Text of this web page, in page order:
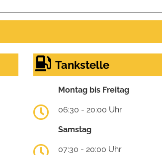
Tankstelle
Montag bis Freitag
06:30 - 20:00 Uhr
Samstag
07:30 - 20:00 Uhr